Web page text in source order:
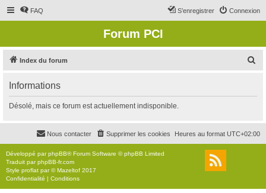
FAQ Connexion
S’enregistrer
Forum PCI
Index du forum
r
c
r
Informations
Désolé, mais ce forum est actuellement indisponible.
Heures au format UTC+02:00
Supprimer les cookies
Nous contacter
Développé parphpBB® Forum Software © phpBB Limited
Traduit parphpBB-fr.com
Style proflat par ©Mazeltof 2017
Confidentialité | Conditions